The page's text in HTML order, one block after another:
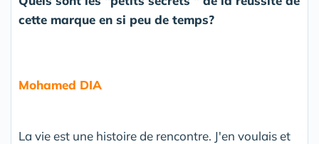
cette marque en si peu de temps?
Mohamed DIA
La vie est une histoire de rencontre. J'en voulais et